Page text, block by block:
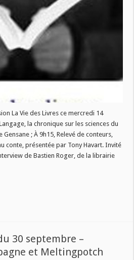
La
Vie
Livres
ce
mercredi
La Vie des Livres ce mercredi 14
la chronique sur les sciences du
; À 9h15, Relevé de conteurs,
conte, présentée par Tony Havart. Invité
de Bastien Roger, de la librairie
30 septembre –
et Meltingpotch